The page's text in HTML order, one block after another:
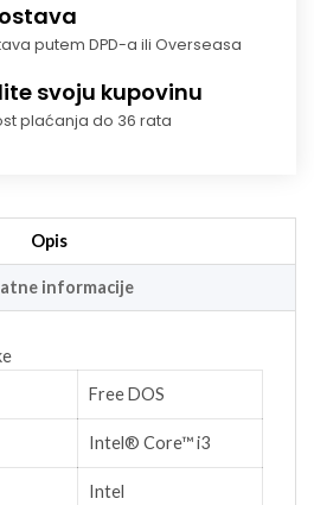
putem DPD-a ili Overseasa
svoju kupovinu
plaćanja do 36 rata
Opis
informacije
Free DOS
Intel® Core™ i3
Intel